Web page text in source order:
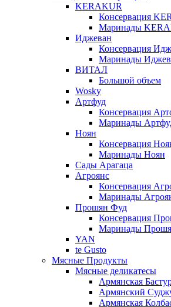
KERAKUR
Консервация
Маринады
Иджеван
Консервация
Маринады
ВИТАЛ
Большой объем
Wosky
Артфуд
Консервация
Маринады
Ноян
Консервация
Маринады Ноян
Сады Арагаца
Агроянс
Консервация
Маринады
Прошян Фуд
Консервация
Маринады
YAN
te Gusto
Мясные Продукты
Мясные деликатесы
Армянская
Армянский
Армянская